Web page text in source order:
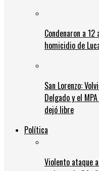
Condenaron a
homicidio de
San Lorenzo:
Delgado y el
dejó libre
Política
Violento ataque